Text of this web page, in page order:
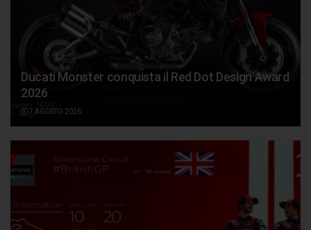
Ducati Monster conquista il Red Dot Design Award
2026
7 AGOSTO 2026